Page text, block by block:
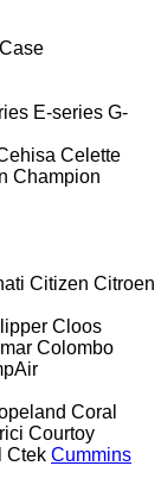
Case
E-series G-
Celette
Champion
Citizen Citroen
Cloos
Colombo
Coral
Courtoy
Ctek Cummins